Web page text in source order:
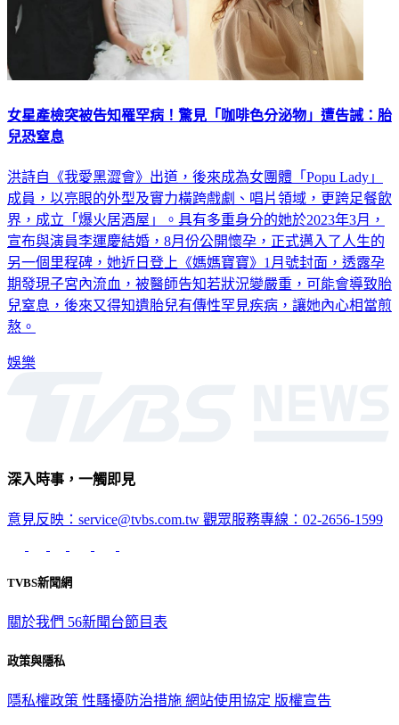
女星產檢突被告知罹罕病！驚見「咖啡色分泌物」遭告誡：胎
兒恐窒息
洪詩自《我愛黑澀會》出道，後來成為女團體「Popu Lady」
成員，以亮眼的外型及實力橫跨戲劇、唱片領域，更跨足餐飲
界，成立「爆火居酒屋」。具有多重身分的她於2023年3月，
宣布與演員李運慶結婚，8月份公開懷孕，正式邁入了人生的
另一個里程碑，她近日登上《媽媽寶寶》1月號封面，透露孕
期發現子宮內流血，被醫師告知若狀況變嚴重，可能會導致胎
兒窒息，後來又得知遺胎兒有傳性罕見疾病，讓她內心相當煎
熬。
娛樂
深入時事，一觸即見
意見反映：service@tvbs.com.tw 觀眾服務專線：02-2656-1599
TVBS新聞網
關於我們 56新聞台節目表
政策與隱私
隱私權政策 性騷擾防治措施 網站使用協定 版權宣告